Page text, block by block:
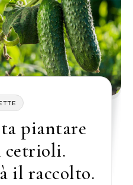
piantare
cetrioli.
il raccolto.